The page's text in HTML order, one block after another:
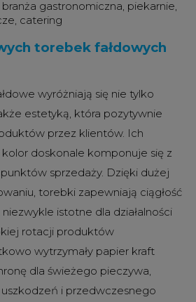
gastronomiczna, piekarnie,
catering
torebek fałdowych
wyróżniają się nie tylko
estetyką, która pozytywnie
przez klientów. Ich
doskonale komponuje się z
sprzedaży. Dzięki dużej
torebki zapewniają ciągłość
istotne dla działalności
rotacji produktów
wytrzymały papier kraft
dla świeżego pieczywa,
i przedwczesnego